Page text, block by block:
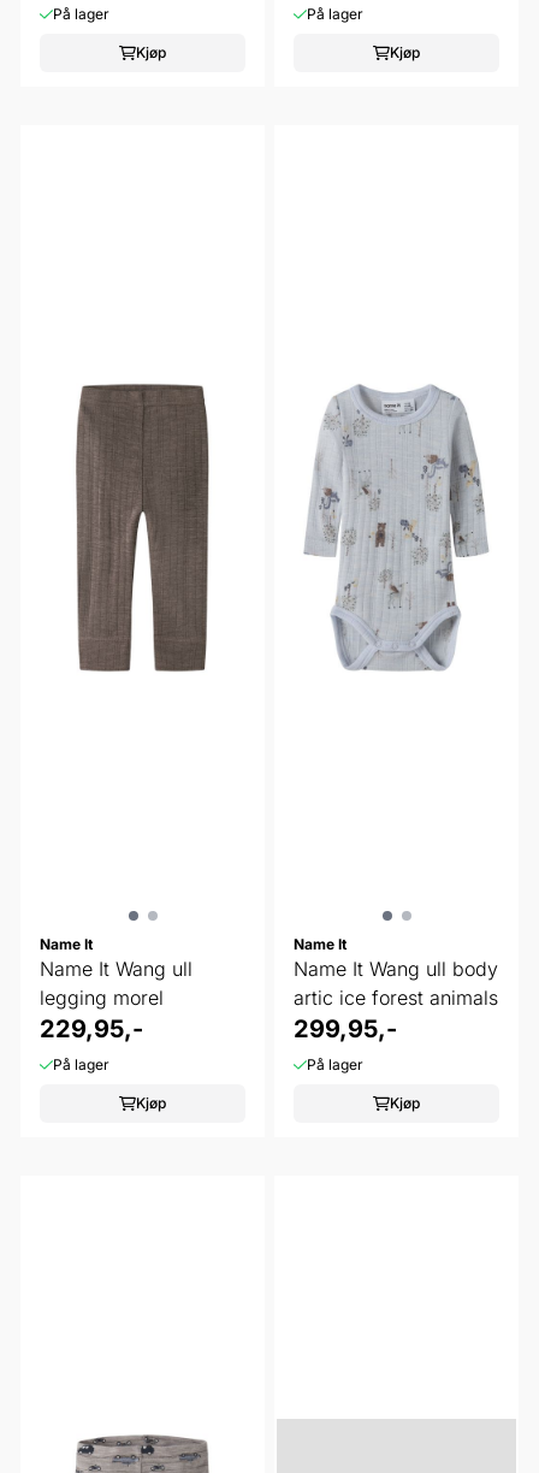
På lager
Kjøp
På lager
Kjøp
Name It
Name It Wang ull
legging morel
229,95,-
På lager
Kjøp
Name It
Name It Wang ull body
artic ice forest animals
299,95,-
På lager
Kjøp